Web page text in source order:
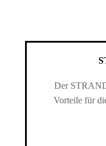
Der
Vorteile für